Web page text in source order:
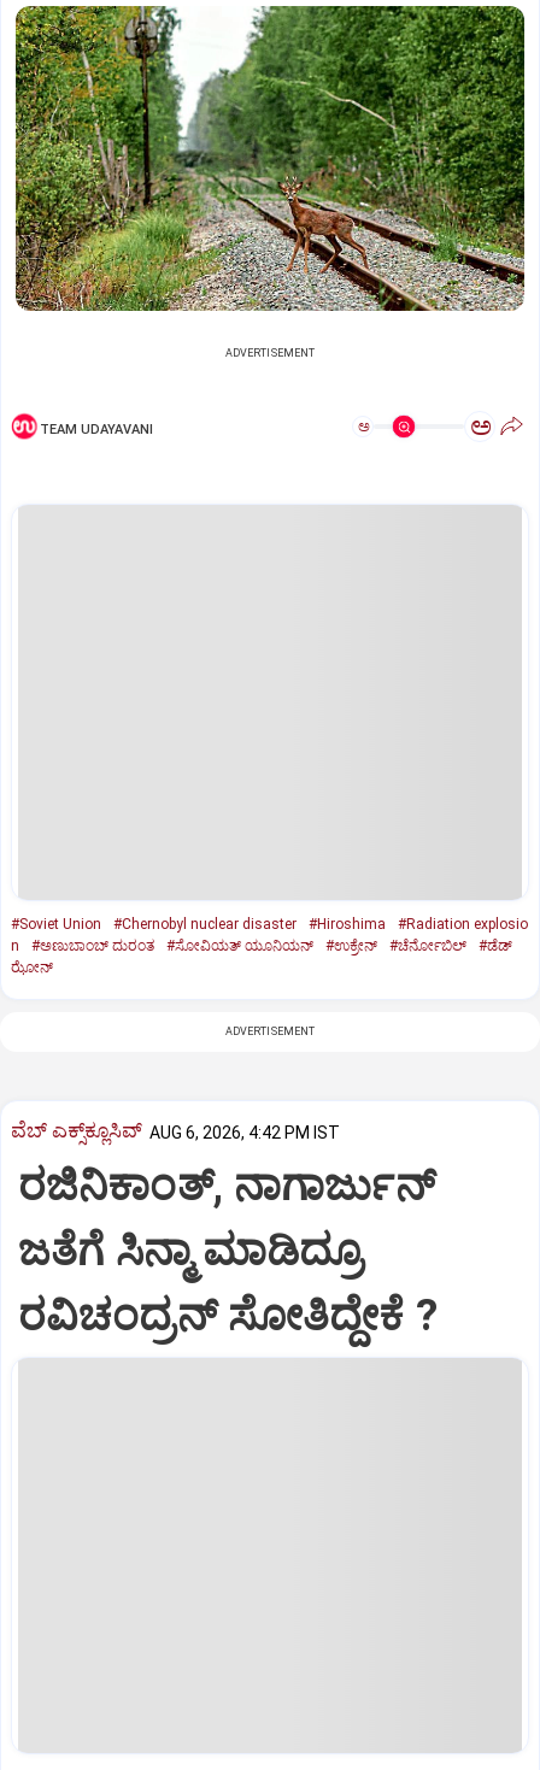
ADVERTISEMENT
TEAM UDAYAVANI ಅ ಅ
#Soviet Union #Chernobyl nuclear disaster #Hiroshima
#Radiation explosio
n
#ಅಣುಬಾಂಬ್‌ ದುರಂತ #ಸೋವಿಯತ್‌ ಯೂನಿಯನ್‌ #ಉಕ್ರೇನ್‌ #ಚೆರ್ನೋಬಿಲ್‌
#ಡೆಡ್‌
ಝೋನ್‌
ADVERTISEMENT
ವೆಬ್ ಎಕ್ಸ್‌ಕ್ಲೂಸಿವ್ AUG 6, 2026, 4:42 PM IST
ರಜಿನಿಕಾಂತ್‌, ನಾಗಾರ್ಜುನ್‌
ಜತೆಗೆ ಸಿನ್ಮಾ ಮಾಡಿದ್ರೂ
ರವಿಚಂದ್ರನ್ ಸೋತಿದ್ದೇಕೆ ?‌